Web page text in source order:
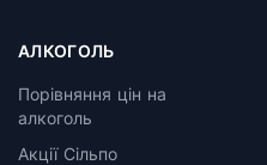
АЛКОГОЛЬ
Порівняння цін на
алкоголь
Акції Сільпо